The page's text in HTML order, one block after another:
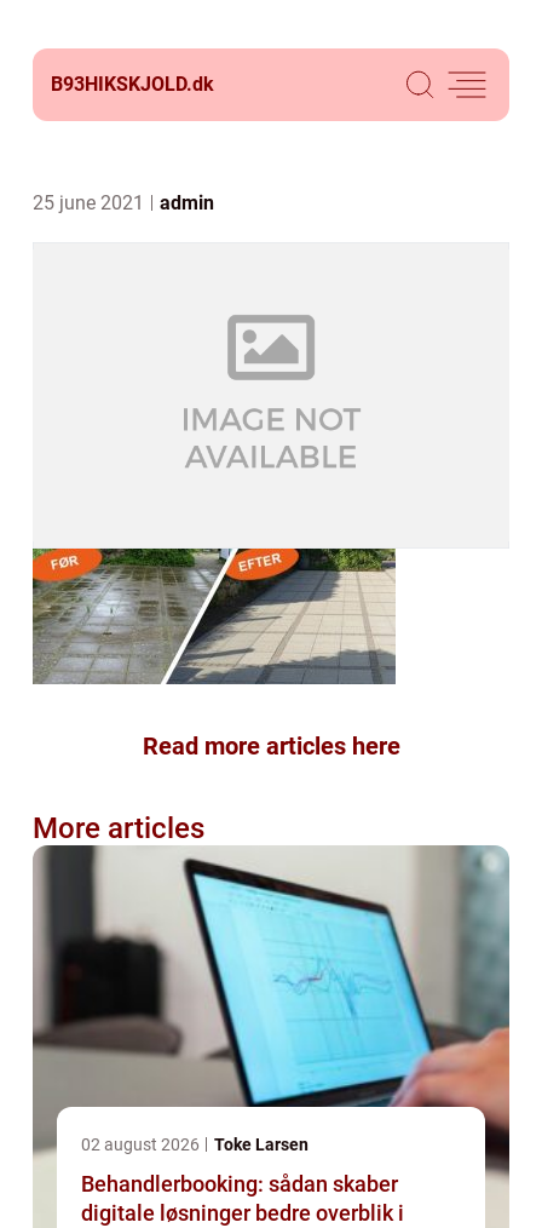
B93HIKSKJOLD.dk
25 june 2021 admin
Read more articles here
More articles
02 august 2026 Toke Larsen
Behandlerbooking: sådan skaber
digitale løsninger bedre overblik i